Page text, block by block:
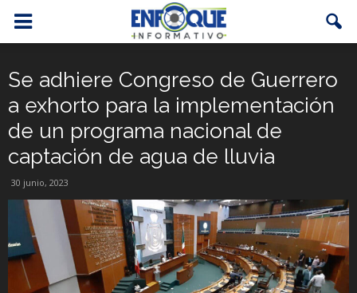
Se adhiere Congreso de Guerrero
a exhorto para la implementación
de un programa nacional de
captación de agua de lluvia
30 junio, 2023